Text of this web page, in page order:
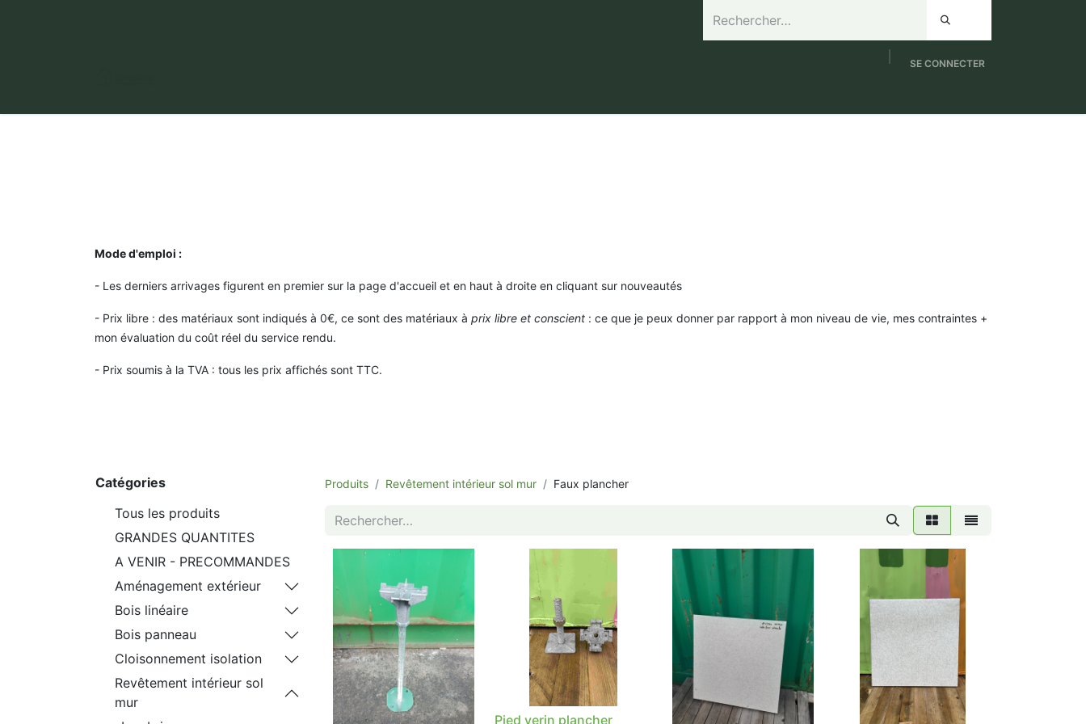
SE CONNECTER
Mode d'emploi :
- Les derniers arrivages figurent en premier sur la page d'accueil et en haut à droite en cliquant sur nouveautés
- Prix libre : des matériaux sont indiqués à 0€, ce sont des matériaux à prix libre et conscient : ce que je peux donner par rapport à mon niveau de vie, mes contraintes +
mon évaluation du coût réel du service rendu.
- Prix soumis à la TVA : tous les prix affichés sont TTC.
Catégories
Tous les produits
GRANDES QUANTITES
A VENIR - PRECOMMANDES
Aménagement extérieur
Bois linéaire
Bois panneau
Cloisonnement isolation
Revêtement intérieur sol
mur
Produits Revêtement intérieur sol mur Faux plancher
Pied verin plancher